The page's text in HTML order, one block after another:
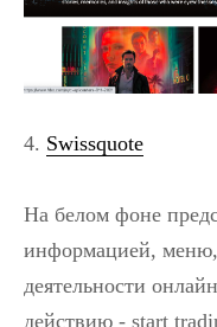
4. Swissquote
На белом фоне
информацией,
деятельности
действию - start